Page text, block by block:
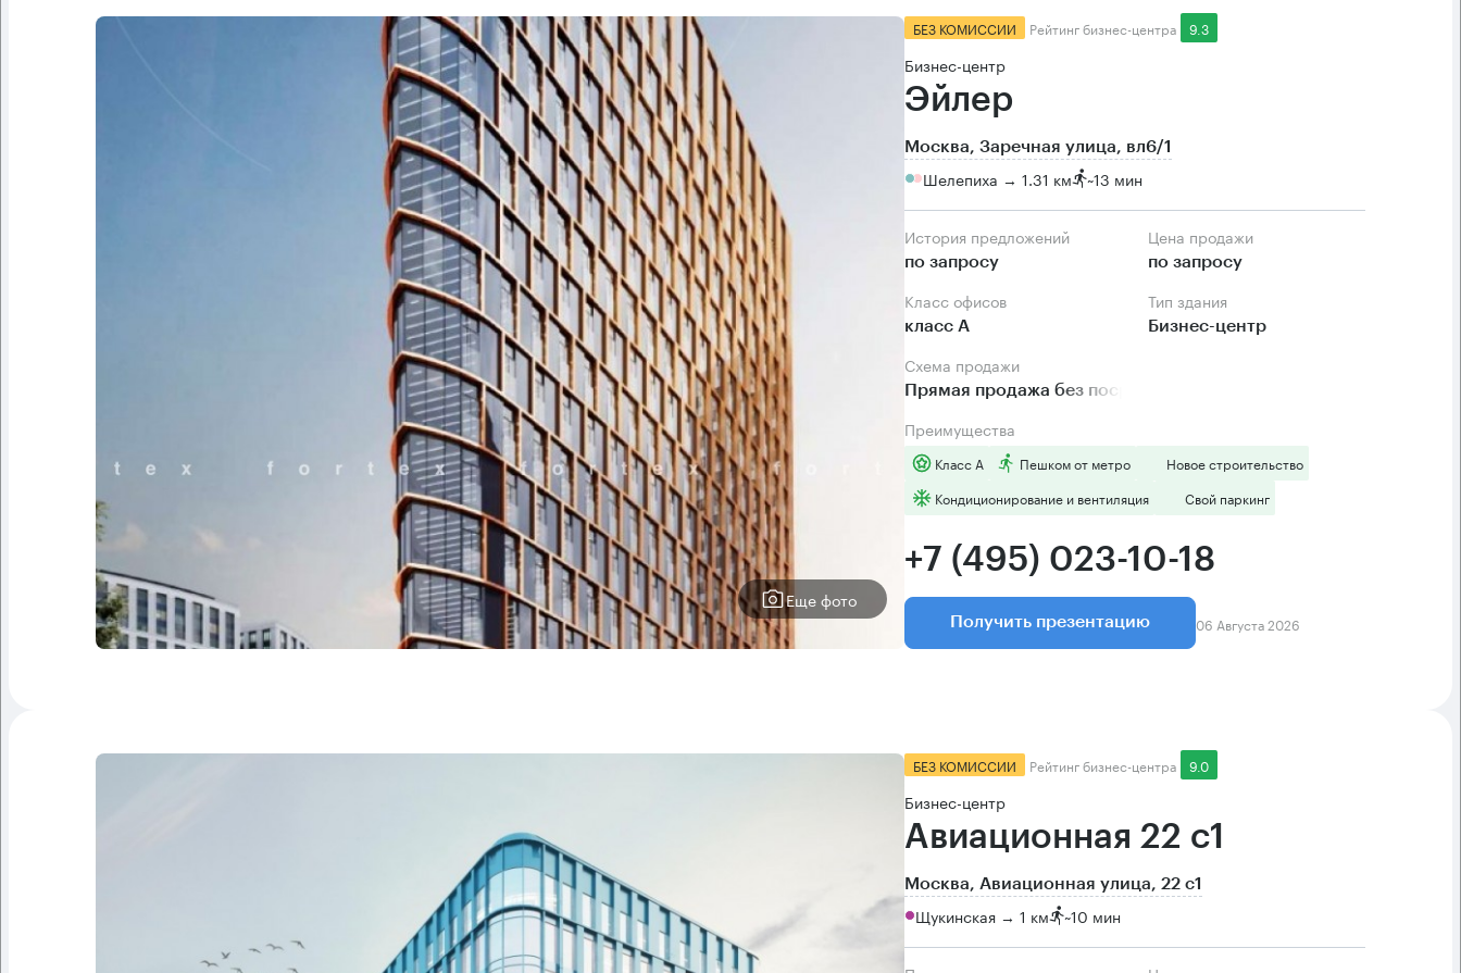
Еще фото
БЕЗ КОМИССИИ Рейтинг бизнес-центра 9.3
Бизнес-центр
Эйлер
Москва, Заречная улица, вл6/1
Шелепиха → 1.31 км ~13 мин
История предложений
по запросу
Цена продажи
по запросу
Класс офисов
класс А
Тип здания
Бизнес-центр
Схема продажи
Прямая продажа без посредников
Преимущества
Класс А Пешком от метро
Новое строительство
Кондиционирование и вентиляция
Свой паркинг
+7 (495) 023-10-18
Получить презентацию 06 Августа 2026
БЕЗ КОМИССИИ Рейтинг бизнес-центра 9.0
Бизнес-центр
Авиационная 22 с1
Москва, Авиационная улица, 22 с1
Щукинская → 1 км ~10 мин